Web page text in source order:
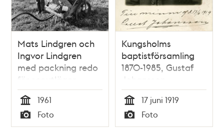
Mats Lindgren och
Ingvor Lindgren
med packning redo
för scoutläger.
Rävsnäs
Tid
1961
Typ
Foto
Kungsholms
baptistförsamling
1870-1985, Gustaf
Johansson
Tid
17 juni 1919
Typ
Foto